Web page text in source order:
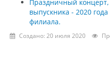
Праздничный
выпускника - 2020
филиала.
Создано: 20 июля 2020